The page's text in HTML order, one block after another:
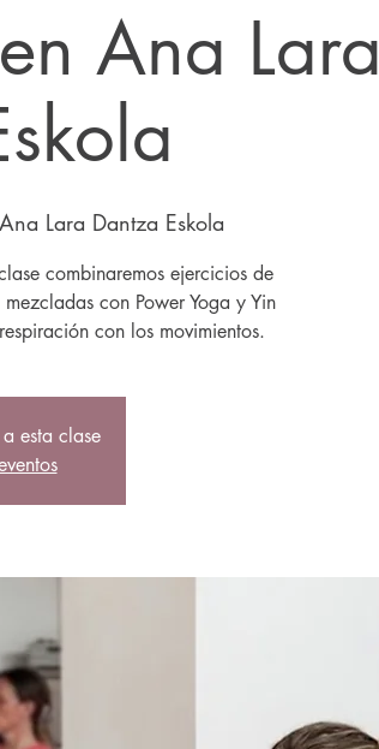
Ana Lara
Lara Dantza Eskola
combinaremos ejercicios de
con Power Yoga y Yin
con los movimientos.
esta clase